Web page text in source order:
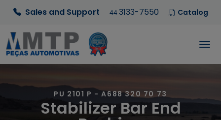
Sales and Support 44 3133-7550 Catalog
PU 2101 P - A688 320 70 73
Stabilizer Bar End